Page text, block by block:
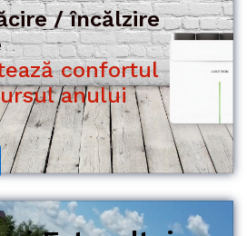
/ încălzire
confortul